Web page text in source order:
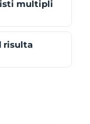
multipli
risulta